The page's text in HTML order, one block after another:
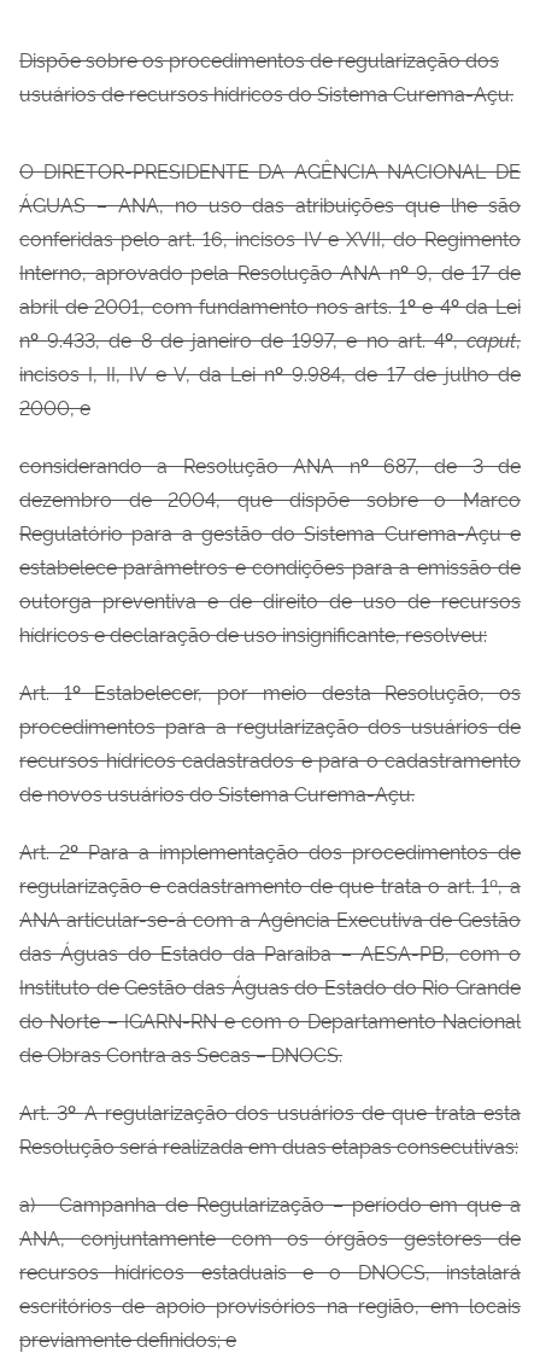
Dispõe sobre os procedimentos de regularização dos
usuários de recursos hídricos do Sistema Curema-Açu.
O DIRETOR-PRESIDENTE DA AGÊNCIA NACIONAL DE
ÁGUAS – ANA,no uso das atribuições que lhe são
conferidas pelo art. 16, incisos IV e XVII, do Regimento
Interno, aprovado pela Resolução ANA nº9, de 17 de
abril de 2001, com fundamento nos arts. 1ºe 4ºda Lei
nº9.433, de 8 de janeiro de 1997, e no art. 4º,caput,
incisos I, II, IV e V, da Lei nº9.984, de 17 de julho de
2000, e
considerando a Resolução ANA nº687, de 3 de
dezembro de 2004, que dispõe sobre o Marco
Regulatório para a gestão do Sistema Curema-Açu e
estabelece parâmetros e condições para a emissão de
outorga preventiva e de direito de uso de recursos
hídricos e declaração de uso insignificante, resolveu:
Art. 1ºEstabelecer, por meio desta Resolução, os
procedimentos para a regularização dos usuários de
recursos hídricos cadastrados e para o cadastramento
de novos usuários do Sistema Curema-Açu.
Art. 2ºPara a implementação dos procedimentos de
regularização e cadastramento de que trata o art. 1º, a
ANA articular-se-á com a Agência Executiva de Gestão
das Águas do Estado da Paraíba – AESA-PB, com o
Instituto de Gestão das Águas do Estado do Rio Grande
do Norte – IGARN-RN e com o Departamento Nacional
de Obras Contra as Secas – DNOCS.
Art. 3ºA regularização dos usuários de que trata esta
Resolução será realizada em duas etapas consecutivas:
a)Campanha de Regularização – período em que a
ANA, conjuntamente com os órgãos gestores de
recursos hídricos estaduais e o DNOCS, instalará
escritórios de apoio provisórios na região, em locais
previamente definidos; e